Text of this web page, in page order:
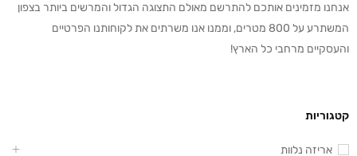
אנחנו מזמינים אותכם להתרשם מאולם התצוגה הגדול והמרשים ביותר בצפון
המשתרע על 800 מטרים, וממנו אנו משרתים את לקוחותנו הפרטיים
והעסקיים מרחבי כל הארץ!
קטגוריות
אריזה נלוות